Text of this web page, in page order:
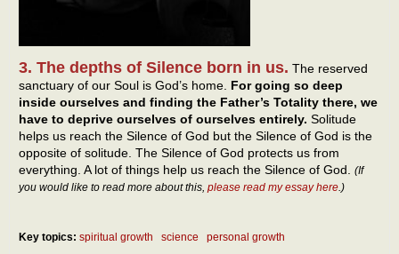
3. The depths of Silence born in us. The reserved
sanctuary of our Soul is God’s home. For going so deep
inside ourselves and finding the Father’s Totality there, we
have to deprive ourselves of ourselves entirely. Solitude
helps us reach the Silence of God but the Silence of God is the
opposite of solitude. The Silence of God protects us from
everything. A lot of things help us reach the Silence of God. (If
you would like to read more about this, please read my essay here.)
Key topics: spiritual growth science
personal growth